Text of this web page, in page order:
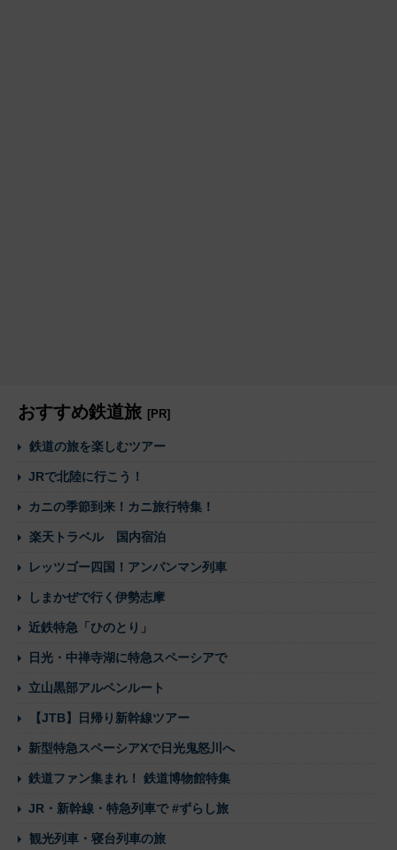
おすすめ鉄道旅 [PR]
鉄道の旅を楽しむツアー
JRで北陸に行こう！
カニの季節到来！カニ旅行特集！
楽天トラベル 国内宿泊
レッツゴー四国！アンパンマン列車
しまかぜで行く伊勢志摩
近鉄特急「ひのとり」
日光・中禅寺湖に特急スペーシアで
立山黒部アルペンルート
【JTB】日帰り新幹線ツアー
新型特急スペーシアXで日光鬼怒川へ
鉄道ファン集まれ！ 鉄道博物館特集
JR・新幹線・特急列車で #ずらし旅
観光列車・寝台列車の旅